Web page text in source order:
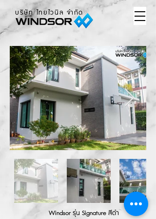
บริษัท ไทยไวนิล จำกัด
Windsor รุ่น Signature สีดำ